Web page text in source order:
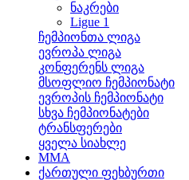
ნაკრები
Ligue 1
ჩემპიონთა ლიგა
ევროპა ლიგა
კონფერენს ლიგა
მსოფლიო ჩემპიონატი
ევროპის ჩემპიონატი
სხვა ჩემპიონატები
ტრანსფერები
ყველა სიახლე
MMA
ქართული ფეხბურთი